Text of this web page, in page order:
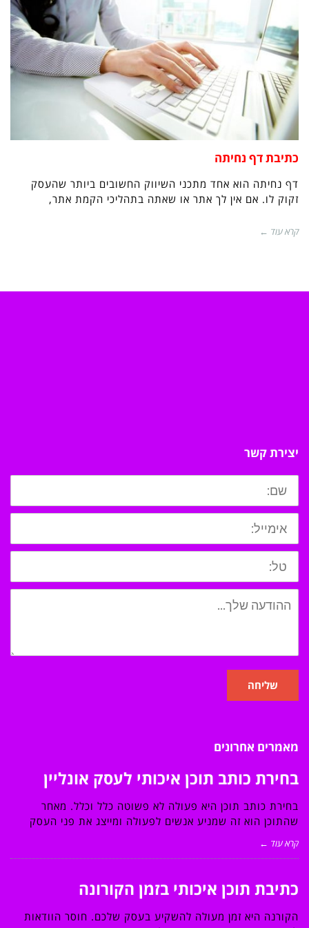
כתיבת דף נחיתה
דף נחיתה הוא אחד מתכני השיווק החשובים ביותר שהעסק
זקוק לו. אם אין לך אתר או שאתה בתהליכי הקמת אתר,
קרא עוד ←
יצירת קשר
שליחה
מאמרים אחרונים
בחירת כותב תוכן איכותי לעסק אונליין
בחירת כותב תוכן היא פעולה לא פשוטה כלל וכלל. מאחר
שהתוכן הוא זה שמניע אנשים לפעולה ומייצג את פני העסק
קרא עוד ←
כתיבת תוכן איכותי בזמן הקורונה
הקורנה היא זמן מעולה להשקיע בעסק שלכם. חוסר הוודאות